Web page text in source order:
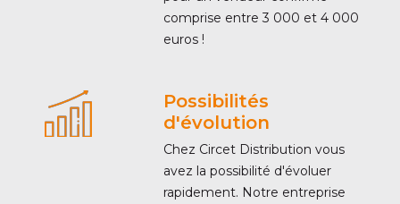
comprise entre 3 000 et 4 000
euros !
Possibilités
d'évolution
Chez Circet Distribution vous
avez la possibilité d'évoluer
rapidement. Notre entreprise